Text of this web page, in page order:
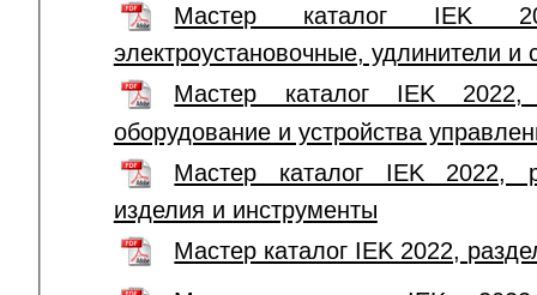
Мастер каталог IEK
электроустановочные, удлинители
Мастер каталог IEK 2022,
оборудование и устройства
Мастер каталог IEK 2022,
изделия и инструменты
Мастер каталог IEK 2022,